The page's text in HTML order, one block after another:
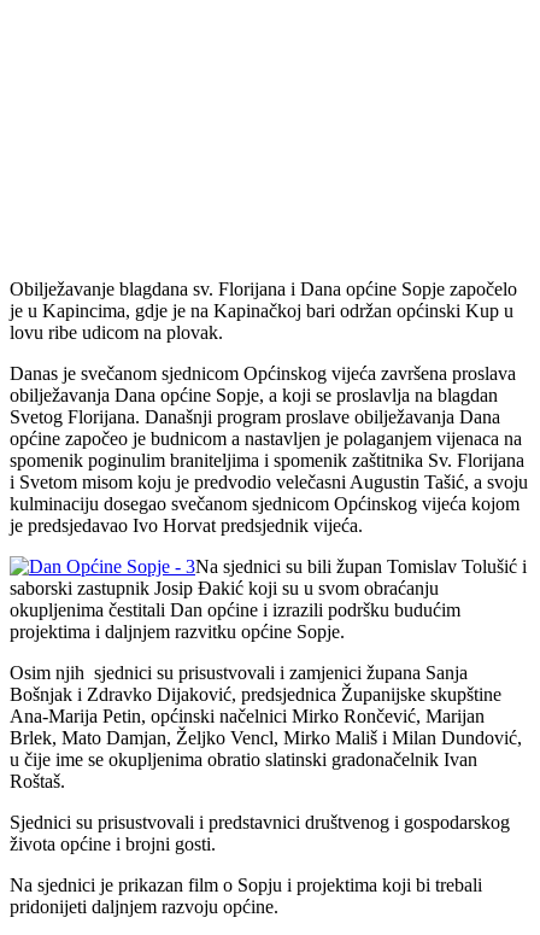
Obilježavanje blagdana sv. Florijana i Dana općine Sopje započelo
je u Kapincima, gdje je na Kapinačkoj bari održan općinski Kup u
lovu ribe udicom na plovak.
Danas je svečanom sjednicom Općinskog vijeća završena proslava
obilježavanja Dana općine Sopje, a koji se proslavlja na blagdan
Svetog Florijana. Današnji program proslave obilježavanja Dana
općine započeo je budnicom a nastavljen je polaganjem vijenaca na
spomenik poginulim braniteljima i spomenik zaštitnika Sv. Florijana
i Svetom misom koju je predvodio velečasni Augustin Tašić, a svoju
kulminaciju dosegao svečanom sjednicom Općinskog vijeća kojom
je predsjedavao Ivo Horvat predsjednik vijeća.
Na sjednici su bili župan Tomislav Tolušić i
saborski zastupnik Josip Đakić koji su u svom obraćanju
okupljenima čestitali Dan općine i izrazili podršku budućim
projektima i daljnjem razvitku općine Sopje.
Osim njih sjednici su prisustvovali i zamjenici župana Sanja
Bošnjak i Zdravko Dijaković, predsjednica Županijske skupštine
Ana-Marija Petin, općinski načelnici Mirko Rončević, Marijan
Brlek, Mato Damjan, Željko Vencl, Mirko Mališ i Milan Dundović,
u čije ime se okupljenima obratio slatinski gradonačelnik Ivan
Roštaš.
Sjednici su prisustvovali i predstavnici društvenog i gospodarskog
života općine i brojni gosti.
Na sjednici je prikazan film o Sopju i projektima koji bi trebali
pridonijeti daljnjem razvoju općine.